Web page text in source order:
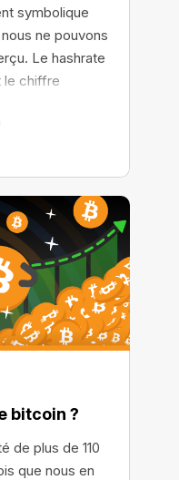
symbolique
ne pouvons
Le hashrate
le chiffre
! Traduisons
bitcoin ?
de plus de 110
que nous en